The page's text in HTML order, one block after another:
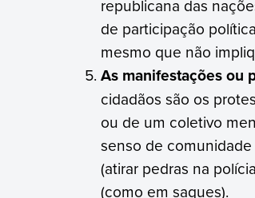
republicana das
de participação
mesmo que não
As manifestações ou
cidadãos são os
ou de um coletivo
senso de
(atirar pedras na
(como em saques).